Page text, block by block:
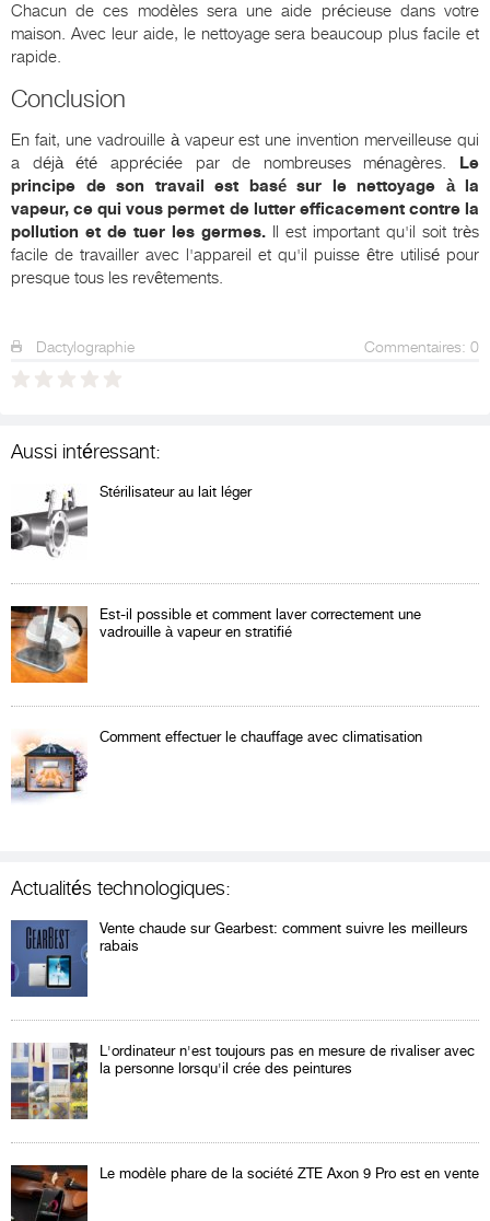
Chacun de ces modèles sera une aide précieuse dans votre
maison. Avec leur aide, le nettoyage sera beaucoup plus facile et
rapide.
Conclusion
En fait, une vadrouille à vapeur est une invention merveilleuse qui
a déjà été appréciée par de nombreuses ménagères.
Le
principe de son travail est basé sur le nettoyage à la
vapeur, ce qui vous permet de lutter efficacement contre la
pollution et de tuer les germes. Il est important qu'il soit très
facile de travailler avec l'appareil et qu'il puisse être utilisé pour
presque tous les revêtements.
Dactylographie Commentaires: 0
Aussi intéressant:
Stérilisateur au lait léger
Est-il possible et comment laver correctement une
vadrouille à vapeur en stratifié
Comment effectuer le chauffage avec climatisation
Actualités technologiques:
Vente chaude sur Gearbest: comment suivre les meilleurs
rabais
L'ordinateur n'est toujours pas en mesure de rivaliser avec
la personne lorsqu'il crée des peintures
Le modèle phare de la société ZTE Axon 9 Pro est en vente